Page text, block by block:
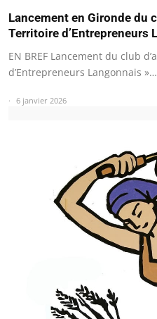
Lancement en Gironde du
Territoire d’Entrepreneurs
EN BREF Lancement du club
d’Entrepreneurs Langonnais »…
6 janvier 2026